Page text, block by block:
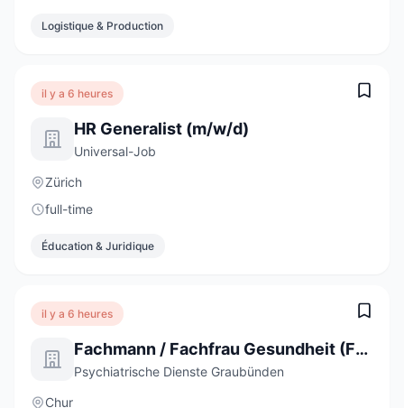
Logistique & Production
il y a 6 heures
HR Generalist (m/w/d)
Universal-Job
Zürich
full-time
Éducation & Juridique
il y a 6 heures
Fachmann / Fachfrau Gesundheit (FaGe) - Nachtwache Psychiatrie
Psychiatrische Dienste Graubünden
Chur